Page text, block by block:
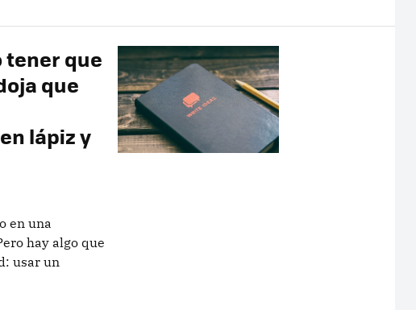
tener que
que
lápiz y
en una
hay algo que
usar un